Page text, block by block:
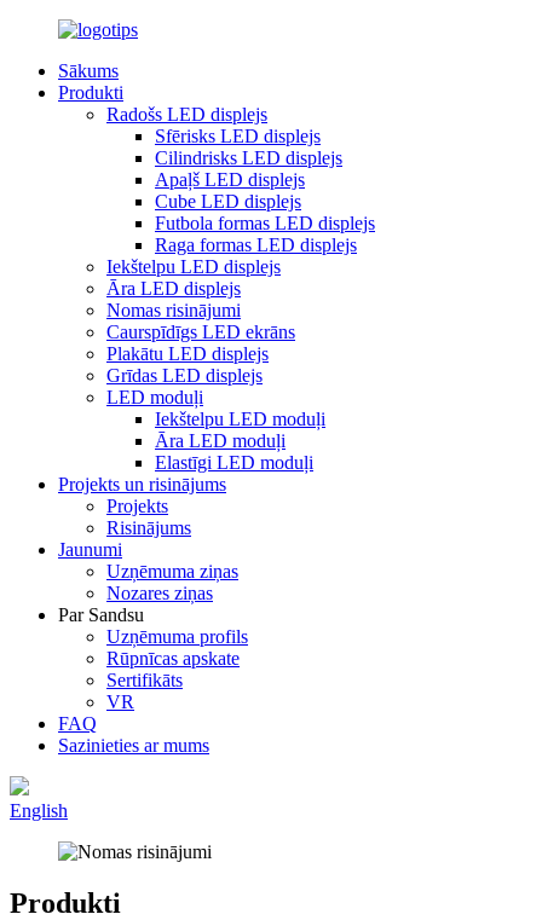
Sākums
Produkti
Radošs LED displejs
Sfērisks LED displejs
Cilindrisks LED displejs
Apaļš LED displejs
Cube LED displejs
Futbola formas LED displejs
Raga formas LED displejs
Iekštelpu LED displejs
Āra LED displejs
Nomas risinājumi
Caurspīdīgs LED ekrāns
Plakātu LED displejs
Grīdas LED displejs
LED moduļi
Iekštelpu LED moduļi
Āra LED moduļi
Elastīgi LED moduļi
Projekts un risinājums
Projekts
Risinājums
Jaunumi
Uzņēmuma ziņas
Nozares ziņas
Par Sandsu
Uzņēmuma profils
Rūpnīcas apskate
Sertifikāts
VR
FAQ
Sazinieties ar mums
English
Produkti